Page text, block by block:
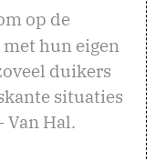
op de
hun eigen
duikers
situaties
Van Hal.